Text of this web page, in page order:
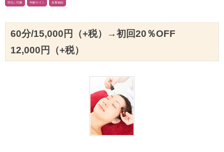
明るい印象 年齢サイン 栄養補給
60分/15,000円（+税）→初回20％OFF
12,000円（+税）